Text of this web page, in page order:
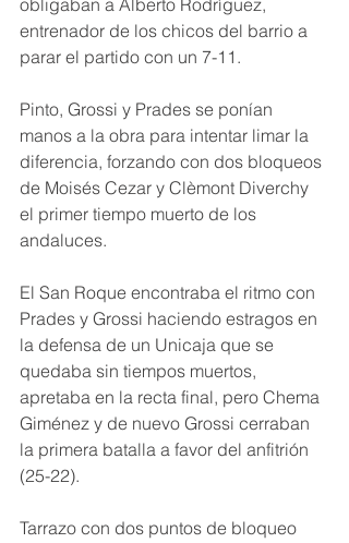
obligaban a Alberto Rodríguez,
entrenador de los chicos del barrio a
parar el partido con un 7-11.
Pinto, Grossi y Prades se ponían
manos a la obra para intentar limar la
diferencia, forzando con dos bloqueos
de Moisés Cezar y Clèmont Diverchy
el primer tiempo muerto de los
andaluces.
El San Roque encontraba el ritmo con
Prades y Grossi haciendo estragos en
la defensa de un Unicaja que se
quedaba sin tiempos muertos,
apretaba en la recta final, pero Chema
Giménez y de nuevo Grossi cerraban
la primera batalla a favor del anfitrión
(25-22).
Tarrazo con dos puntos de bloqueo